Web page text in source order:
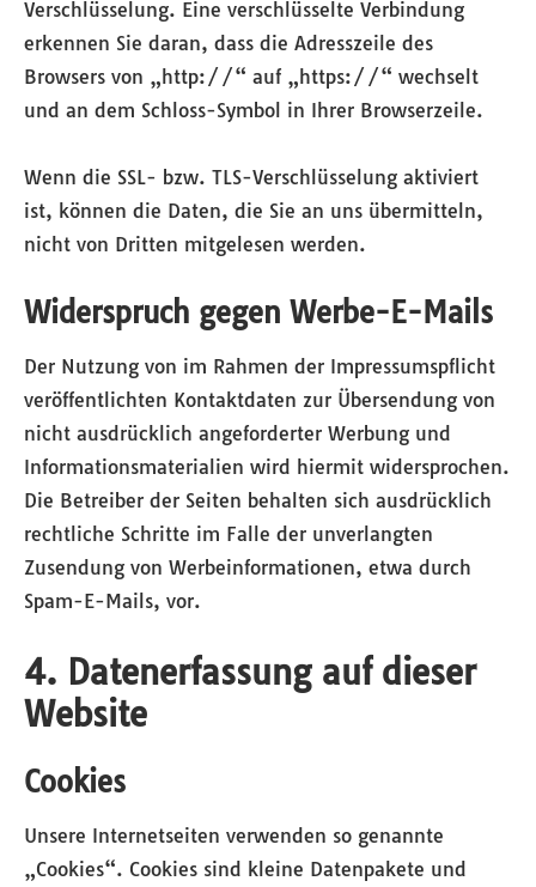
Verschlüsselung. Eine verschlüsselte Verbindung
erkennen Sie daran, dass die Adresszeile des
Browsers von „http://“ auf „https://“ wechselt
und an dem Schloss-Symbol in Ihrer Browserzeile.
Wenn die SSL- bzw. TLS-Verschlüsselung aktiviert
ist, können die Daten, die Sie an uns übermitteln,
nicht von Dritten mitgelesen werden.
Widerspruch gegen Werbe-E-Mails
Der Nutzung von im Rahmen der Impressumspflicht
veröffentlichten Kontaktdaten zur Übersendung von
nicht ausdrücklich angeforderter Werbung und
Informationsmaterialien wird hiermit widersprochen.
Die Betreiber der Seiten behalten sich ausdrücklich
rechtliche Schritte im Falle der unverlangten
Zusendung von Werbeinformationen, etwa durch
Spam-E-Mails, vor.
4. Datenerfassung auf dieser
Website
Cookies
Unsere Internetseiten verwenden so genannte
„Cookies“. Cookies sind kleine Datenpakete und